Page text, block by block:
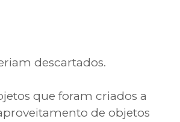
descartados.
que foram criados a
de objetos